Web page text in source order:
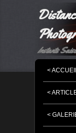
Instants
<
<
<